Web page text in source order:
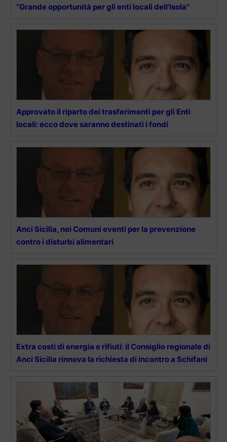
“Grande opportunità per gli enti locali dell’Isola”
Approvato il riparto dei trasferimenti per gli Enti
locali: ecco dove saranno destinati i fondi
Anci Sicilia, nei Comuni eventi per la prevenzione
contro i disturbi alimentari
Extra costi di energia e rifiuti: il Consiglio regionale di
Anci Sicilia rinnova la richiesta di incontro a Schifani